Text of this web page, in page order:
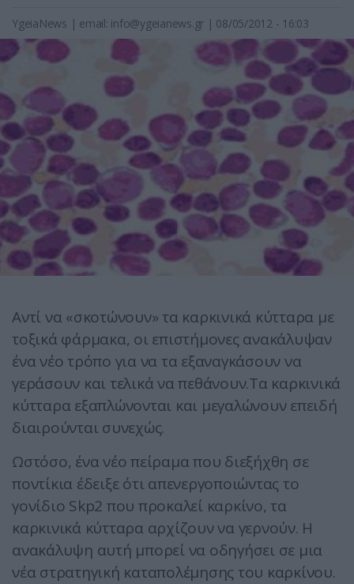
YgeiaNews | email: info@ygeianews.gr | 08/05/2012 - 16:03
Αντί να «σκοτώνουν» τα καρκινικά κύτταρα με
τοξικά φάρμακα, οι επιστήμονες ανακάλυψαν
ένα νέο τρόπο για να τα εξαναγκάσουν να
γεράσουν και τελικά να πεθάνουν.Τα καρκινικά
κύτταρα εξαπλώνονται και μεγαλώνουν επειδή
διαιρούνται συνεχώς.
Ωστόσο, ένα νέο πείραμα που διεξήχθη σε
ποντίκια έδειξε ότι απενεργοποιώντας το
γονίδιο Skp2 που προκαλεί καρκίνο, τα
καρκινικά κύτταρα αρχίζουν να γερνούν. Η
ανακάλυψη αυτή μπορεί να οδηγήσει σε μια
νέα στρατηγική καταπολέμησης του καρκίνου.